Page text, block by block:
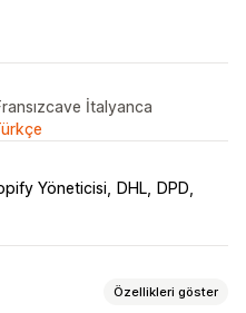
İtalyanca
Yöneticisi DHL
DPD
Özellikleri göster